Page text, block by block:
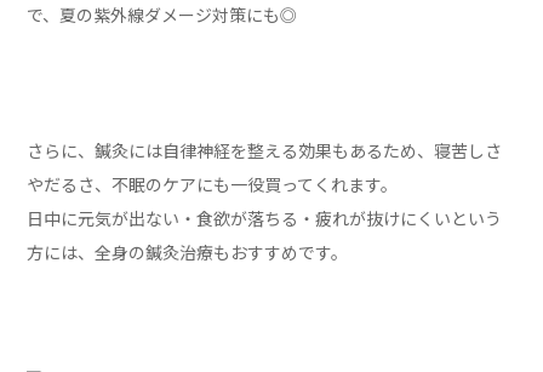
で、夏の紫外線ダメージ対策にも◎
さらに、鍼灸には自律神経を整える効果もあるため、寝苦しさ
やだるさ、不眠のケアにも一役買ってくれます。
日中に元気が出ない・食欲が落ちる・疲れが抜けにくいという
方には、全身の鍼灸治療もおすすめです。